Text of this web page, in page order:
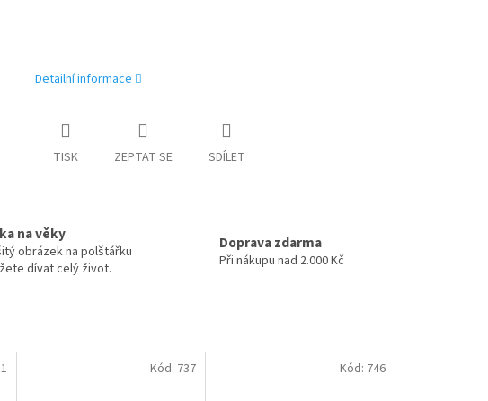
Detailní informace
TISK ZEPTAT SE SDÍLET
na věky
obrázek na polštářku
dívat celý život.
Doprava zdarma
Při nákupu nad 2.000 Kč
Kód: 737 Kód: 746